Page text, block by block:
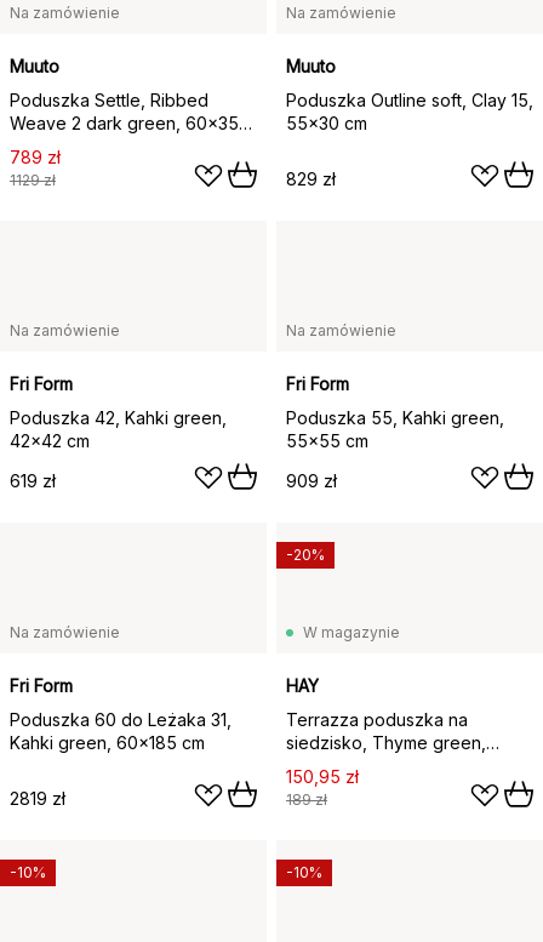
Na zamówienie
Muuto
Poduszka Settle, Ribbed
Weave 2 dark green, 60x35
cm
789 zł
1129 zł
Na zamówienie
Muuto
Poduszka Outline soft, Clay 15,
55x30 cm
829 zł
Na zamówienie
Fri Form
Poduszka 42, Kahki green,
42×42 cm
619 zł
Na zamówienie
Fri Form
Poduszka 55, Kahki green,
55x55 cm
909 zł
Na zamówienie
Fri Form
Poduszka 60 do Leżaka 31,
Kahki green, 60x185 cm
2819 zł
W magazynie
HAY
Terrazza poduszka na
siedzisko, Thyme green,
40x40 cm
150,95 zł
189 zł
-20%
-10% -10%